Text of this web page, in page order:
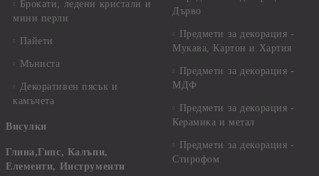
Брокати, ледени кристали и
мини перли
Пайети
Мъниста
Декоративен пясък и
камъчета
Висулки
Глина,Гипс, Калъпи,
Елементи, Инструменти
Дърво
Предмети за декорация -
Мукава, Картон и Хартия
Предмети за декорация -
МДФ
Предмети за декорация -
Керамика и метал
Предмети за декорация -
Стирофом